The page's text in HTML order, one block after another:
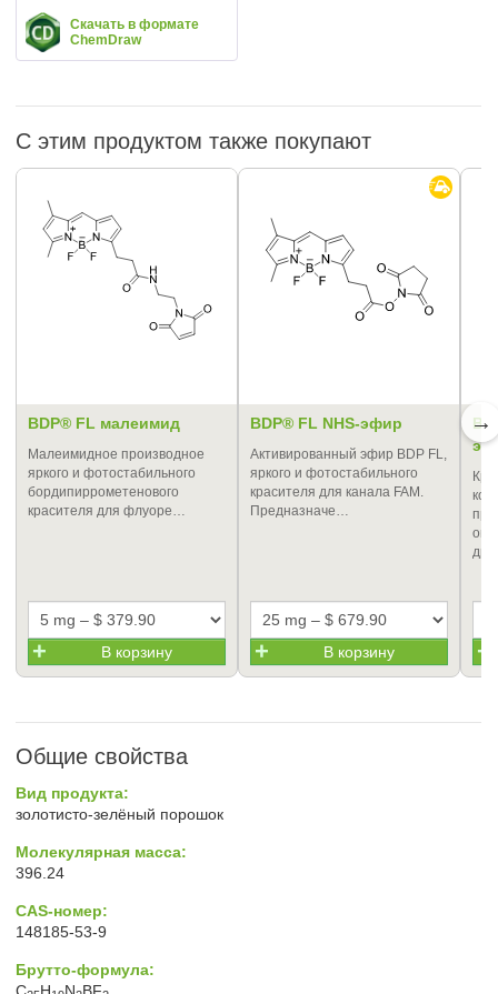
Скачать в формате
ChemDraw
С этим продуктом также покупают
BDP® FL малеимид
Малеимидное производное
яркого и фотостабильного
бордипиррометенового
красителя для флуоре…
В корзину
BDP® FL NHS-эфир
Активированный эфир BDP FL,
яркого и фотостабильного
красителя для канала FAM.
Предназначе…
В корзину
→
Общие свойства
Вид продукта:
золотисто-зелёный порошок
Молекулярная масса:
396.24
CAS-номер:
148185-53-9
Брутто-формула: